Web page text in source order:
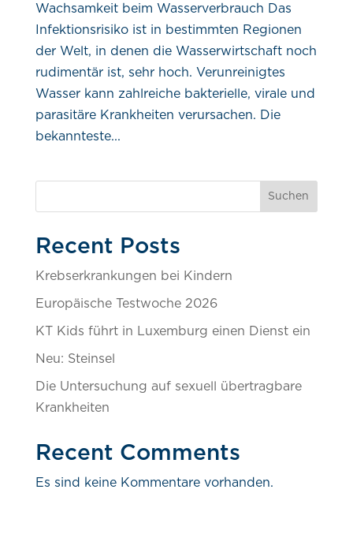
Wachsamkeit beim Wasserverbrauch Das
Infektionsrisiko ist in bestimmten Regionen
der Welt, in denen die Wasserwirtschaft noch
rudimentär ist, sehr hoch. Verunreinigtes
Wasser kann zahlreiche bakterielle, virale und
parasitäre Krankheiten verursachen. Die
bekannteste...
Suchen
Recent Posts
Krebserkrankungen bei Kindern
Europäische Testwoche 2026
KT Kids führt in Luxemburg einen Dienst ein
Neu: Steinsel
Die Untersuchung auf sexuell übertragbare
Krankheiten
Recent Comments
Es sind keine Kommentare vorhanden.